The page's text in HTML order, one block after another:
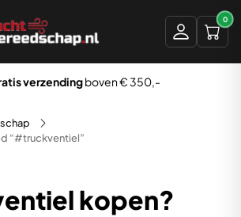
0
verzendingboven € 350,-
“#truckventiel”
kopen?